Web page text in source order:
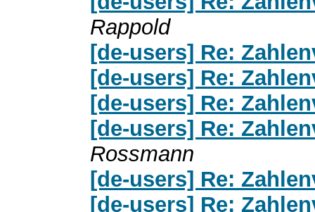
Rappold
[de-users] Re:
[de-users] Re:
[de-users] Re:
[de-users] Re:
Rossmann
[de-users] Re:
[de-users] Re: